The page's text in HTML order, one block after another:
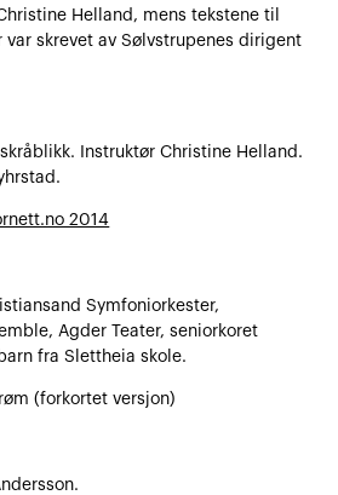
Helland, mens tekstene til
var skrevet av Sølvstrupenes dirigent
Instruktør Christine Helland.
2014
Symfoniorkester,
Agder Teater, seniorkoret
fra Slettheia skole.
(forkortet versjon)